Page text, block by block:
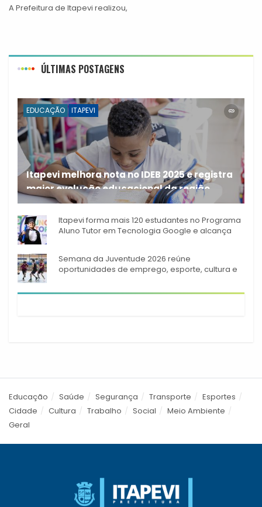
A Prefeitura de Itapevi realizou,
ÚLTIMAS POSTAGENS
EDUCAÇÃO ITAPEVI
Itapevi melhora nota no IDEB 2025 e registra
maior evolução educacional da região
A rede municipal de ensino
Itapevi forma mais 120 estudantes no Programa
Aluno Tutor em Tecnologia Google e alcança
Semana da Juventude 2026 reúne
oportunidades de emprego, esporte, cultura e
Educação Saúde Segurança Transporte
Esportes
Cidade
Cultura Trabalho Social
Meio Ambiente
Geral